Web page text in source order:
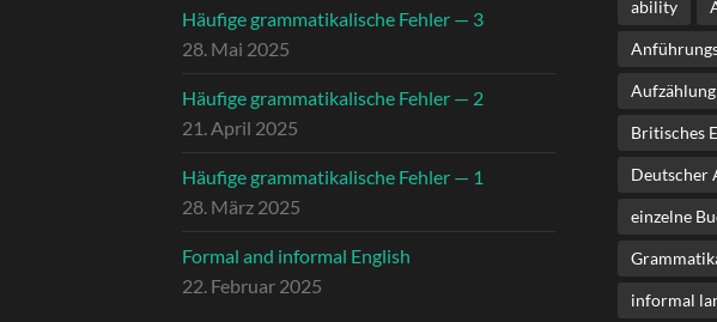
Häufige grammatikalische Fehler — 3
28. Mai 2025
Häufige grammatikalische Fehler — 2
21. April 2025
Häufige grammatikalische Fehler — 1
28. März 2025
Formal and informal English
22. Februar 2025
ability
Aufzählung
Britisches
Deutscher
einzelne
informal